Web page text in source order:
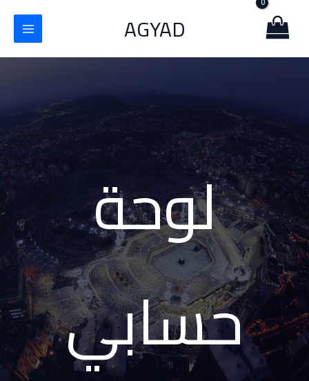
المحتوى
AGYAD
لوحة
حسابي